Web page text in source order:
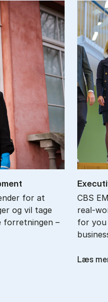
for at
og vil tage
forretningen –
CBS
real-
for you
Læs